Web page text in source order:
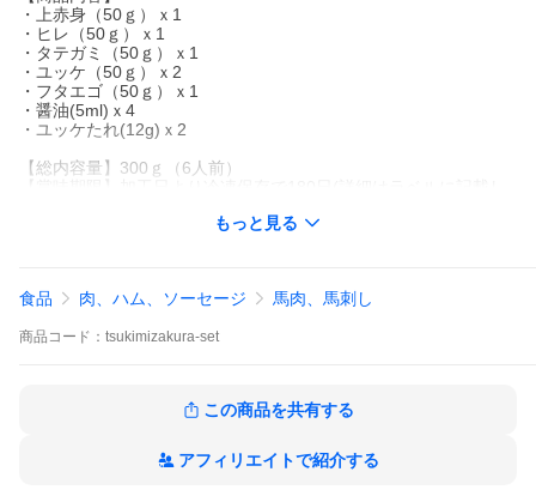
・上赤身（50ｇ）ｘ1
・ヒレ（50ｇ）ｘ1
・タテガミ（50ｇ）ｘ1
・ユッケ（50ｇ）ｘ2
・フタエゴ（50ｇ）ｘ1
・醤油(5ml)ｘ4
・ユッケたれ(12g)ｘ2
【総内容量】300ｇ（6人前）
【保存方法】-18℃以下で保存してください。
本場熊本より、さばきたての馬肉を全国のご家庭に直送致しま
１Ｐ×50ｇ冷凍真空加工の使いやすい小分けパック
馬刺し 馬肉 熊本 ばさし バサシ basashi 肉 生肉 精肉 馬刺 醤油 九
母の日ギフト 母の日プレゼント 父の日ギフト 父の日プレゼント
もっと見る
食品 肉、ハム、ソーセージ 馬肉、馬刺し
商品 コード： tsukimizakura-set
この商品を共有する
アフィリエイトで紹介する